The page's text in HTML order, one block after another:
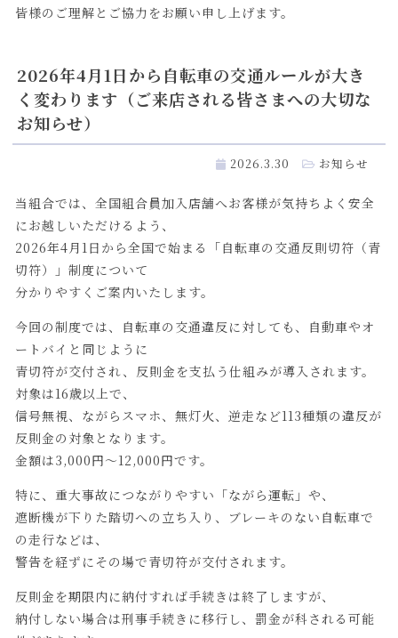
皆様のご理解とご協力をお願い申し上げます。
2026年4月1日から自転車の交通ルールが大き
く変わります（ご来店される皆さまへの大切な
お知らせ）
2026.3.30 お知らせ
当組合では、全国組合員加入店舗へお客様が気持ちよく安全
にお越しいただけるよう、
2026年4月1日から全国で始まる「自転車の交通反則切符（青
切符）」制度について
分かりやすくご案内いたします。
今回の制度では、自転車の交通違反に対しても、自動車やオ
ートバイと同じように
青切符が交付され、反則金を支払う仕組みが導入されます。
対象は16歳以上で、
信号無視、ながらスマホ、無灯火、逆走など113種類の違反が
反則金の対象となります。
金額は3,000円〜12,000円です。
特に、重大事故につながりやすい「ながら運転」や、
遮断機が下りた踏切への立ち入り、ブレーキのない自転車で
の走行などは、
警告を経ずにその場で青切符が交付されます。
反則金を期限内に納付すれば手続きは終了しますが、
納付しない場合は刑事手続きに移行し、罰金が科される可能